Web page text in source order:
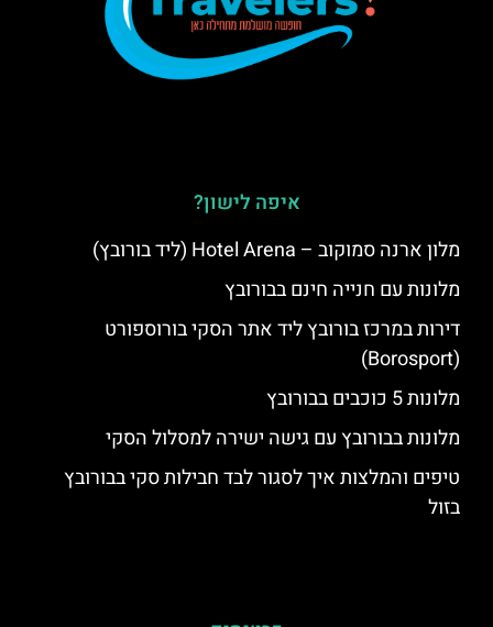
איפה לישון?
מלון ארנה סמוקוב – Hotel Arena (ליד בורובץ)
מלונות עם חנייה חינם בבורובץ
דירות במרכז בורובץ ליד אתר הסקי בורוספורט
(Borosport)
מלונות 5 כוכבים בבורובץ
מלונות בבורובץ עם גישה ישירה למסלול הסקי
טיפים והמלצות איך לסגור לבד חבילות סקי בבורובץ
בזול